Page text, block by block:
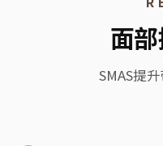
面
SMAS提